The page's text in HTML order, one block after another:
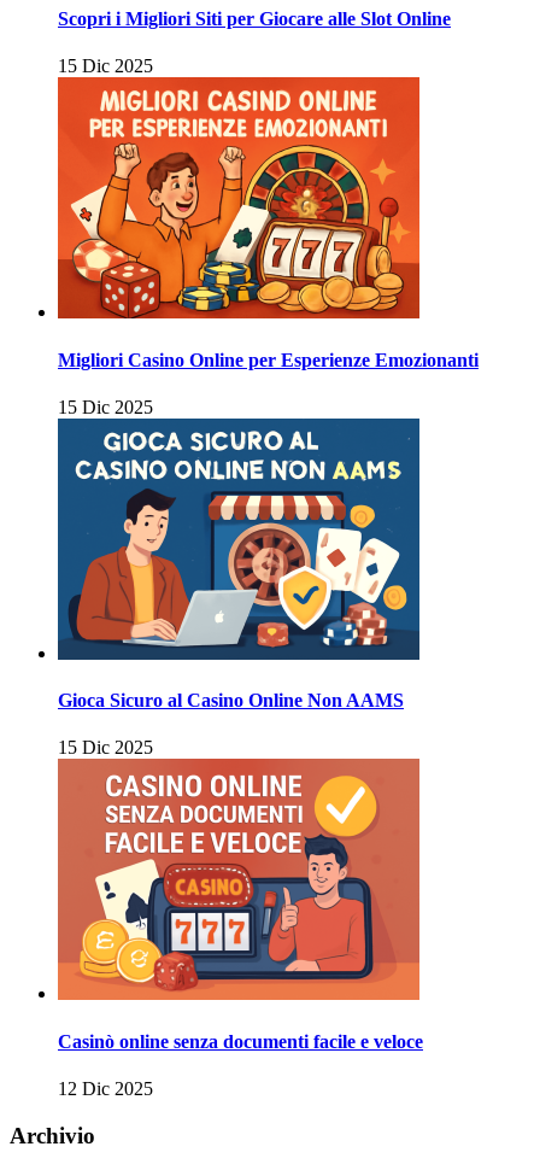
Scopri i Migliori Siti per Giocare alle Slot Online
15 Dic 2025
Migliori Casino Online per Esperienze Emozionanti
15 Dic 2025
Gioca Sicuro al Casino Online Non AAMS
15 Dic 2025
Casinò online senza documenti facile e veloce
12 Dic 2025
Archivio